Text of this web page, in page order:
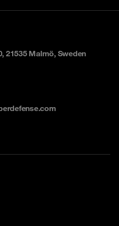
21535 Malmö, Sweden